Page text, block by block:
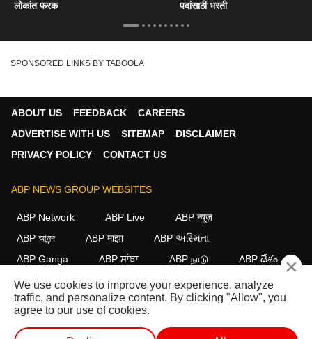
लोकांत फरक
पदांसाठी भरती
SPONSORED LINKS BY TABOOLA
ABOUT US FEEDBACK
CAREERS
ADVERTISE WITH US
SITEMAP
DISCLAIMER
PRIVACY POLICY
CONTACT US
ABP NEWS GROUP WEBSITES
ABP Network ABP Live
ABP न्यूज़
ABP আনন্দ
ABP माझा
ABP અસ્મિતા
ABP Ganga
ABP ਸਾਂਝਾ ABP நாடு ABP దేశం
FOLLOW US
×
We use cookies to improve your experience, analyze
traffic, and personalize content. By clicking "Allow", you
agree to our use of cookies.